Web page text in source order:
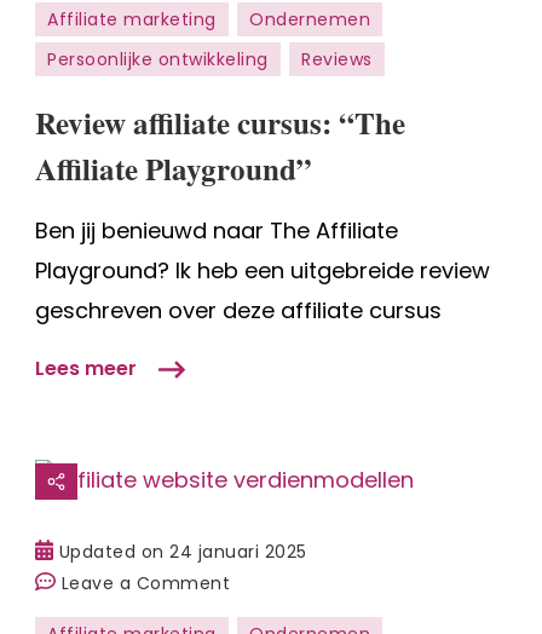
affiliate
cursus:
Affiliate
Playground”
Affiliate marketing
Ondernemen
Persoonlijke ontwikkeling
Reviews
Review affiliate cursus: “The
Affiliate Playground”
Ben jij benieuwd naar The Affiliate
Playground? Ik heb een uitgebreide review
geschreven over deze affiliate cursus
Lees meer
Updated on24 januari 2025
Leave a Comment
Geld